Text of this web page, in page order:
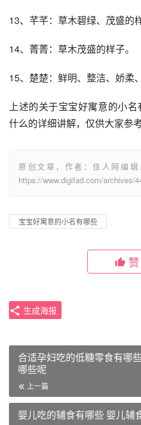
13、芊芊：草木碧绿、茂盛的
14、菁菁：草木茂盛的样子。
15、楚楚：鲜明、整洁、娇柔
上述的关于宝宝好寓意的小
什么的详细讲解，仅供大家参考
原创文章，作者：佳人网编辑
https://www.digifad.com/archives/
宝宝好寓意的小名有哪些
赞
生成海报
合适孕妇吃的低糖零食有哪
哪些呢
上一篇
婴儿吃的辅食有哪些 婴儿辅